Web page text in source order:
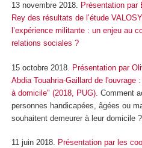
13 novembre 2018. Présentation par
Rey des résultats de l’étude
l’expérience militante : un enjeu au
relations sociales ?
15 octobre 2018. Présentation par
Abdia Touahria-Gaillard de l'ouvrage
à domicile" (2018, PUG). Comment
personnes handicapées, âgées ou
souhaitent demeurer à leur domicile ?
11 juin 2018. Présentation par les